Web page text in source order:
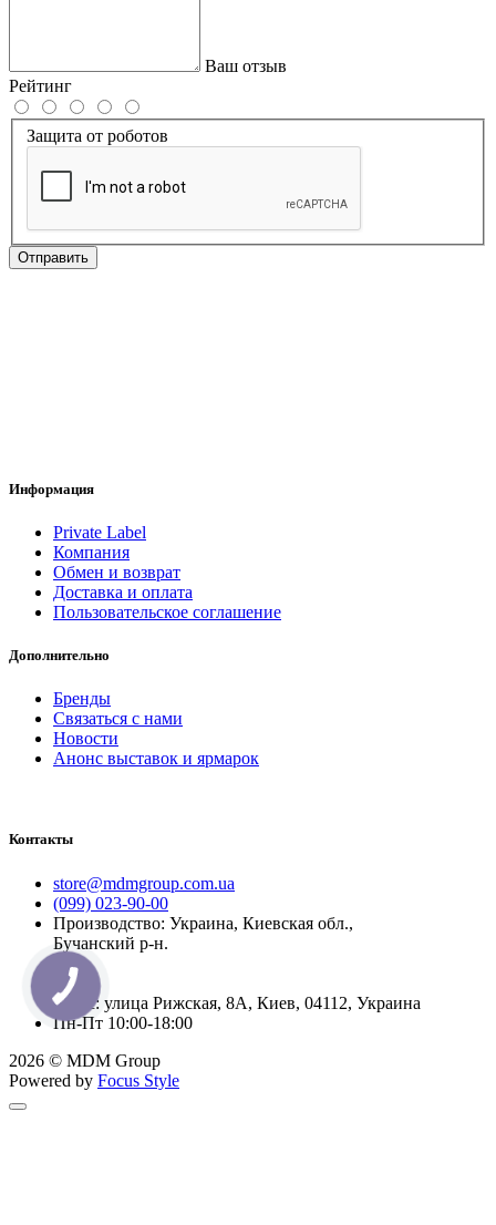
Ваш отзыв
Рейтинг
Защита от роботов
Отправить
Информация
Private Label
Компания
Обмен и возврат
Доставка и оплата
Пользовательское соглашение
Дополнительно
Бренды
Связаться с нами
Новости
Анонс выставок и ярмарок
Контакты
store@mdmgroup.com.ua
(099) 023-90-00
Производство: Украина, Киевская обл.,
Бучанский р-н.
Офис: улица Рижская, 8А, Киев, 04112, Украина
Пн-Пт 10:00-18:00
2026 © MDM Group
Powered by Focus Style